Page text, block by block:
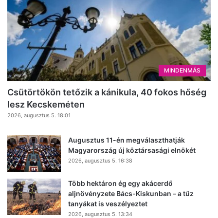
MINDENMÁS
Csütörtökön tetőzik a kánikula, 40 fokos hőség
lesz Kecskeméten
2026, augusztus 5. 18:01
Augusztus 11-én megválaszthatják
Magyarország új köztársasági elnökét
2026, augusztus 5. 16:38
Több hektáron ég egy akácerdő
aljnövényzete Bács-Kiskunban – a tűz
tanyákat is veszélyeztet
2026, augusztus 5. 13:34